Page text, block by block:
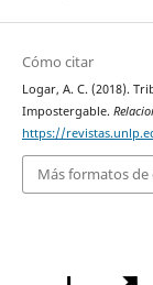
Cómo citar
Logar, A. C. (2018).
Impostergable.
https://
Más formatos de